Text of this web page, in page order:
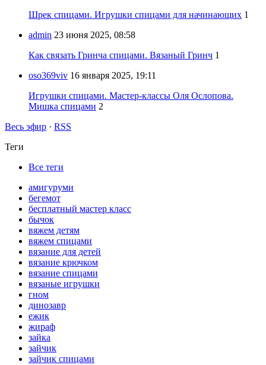
Шрек спицами. Игрушки спицами для начинающих 1
admin 23 июня 2025, 08:58
Как связать Гринча спицами. Вязаный Гринч 1
oso369viv 16 января 2025, 19:11
Игрушки спицами. Мастер-классы Оля Ослопова.
Мишка спицами 2
Весь эфир · RSS
Теги
Все теги
амигуруми
бегемот
бесплатный мастер класс
бычок
вяжем детям
вяжем спицами
вязание для детей
вязание крючком
вязание спицами
вязаные игрушки
гном
динозавр
ежик
жираф
зайка
зайчик
зайчик спицами